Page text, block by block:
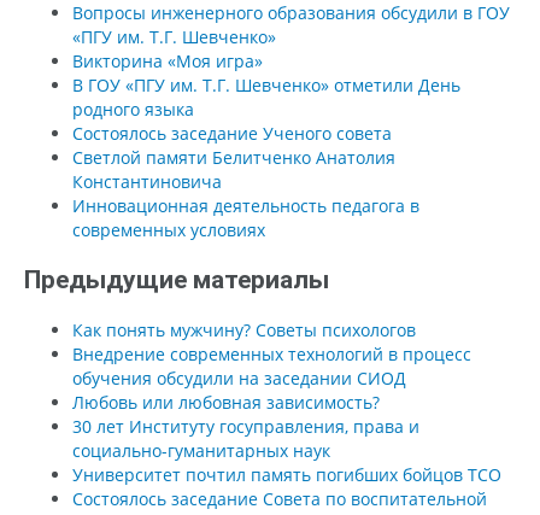
Вопросы инженерного образования обсудили в ГОУ
«ПГУ им. Т.Г. Шевченко»
Викторина «Моя игра»
В ГОУ «ПГУ им. Т.Г. Шевченко» отметили День
родного языка
Состоялось заседание Ученого совета
Светлой памяти Белитченко Анатолия
Константиновича
Инновационная деятельность педагога в
современных условиях
Предыдущие материалы
Как понять мужчину? Советы психологов
Внедрение современных технологий в процесс
обучения обсудили на заседании СИОД
Любовь или любовная зависимость?
30 лет Институту госуправления, права и
социально-гуманитарных наук
Университет почтил память погибших бойцов ТСО
Состоялось заседание Совета по воспитательной